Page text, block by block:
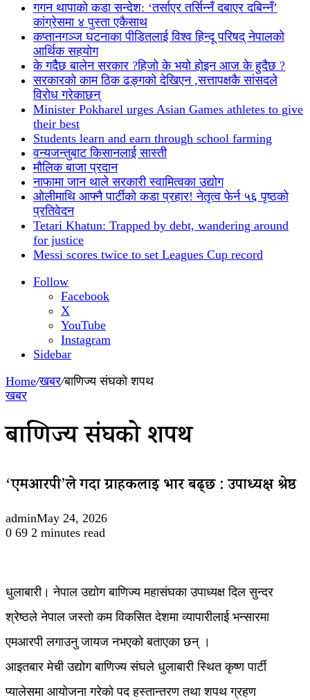
गगन थापाको कडा सन्देश: ‘तर्साएर तर्सिन्नँ दबाएर दबिन्नँ’
कांग्रेसमा ४ पुस्ता एकैसाथ
कप्तानगञ्ज घटनाका पीडितलाई विश्व हिन्दू परिषद् नेपालको
आर्थिक सहयोग
के गदैैछ बालेन सरकार ?हिजो के भयो होइन आज के हुदैछ ?
सरकारको काम ठिक ढङ्गको देखिएन ,सत्तापक्षकै सांसदले
विरोध गरेकाछन्
Minister Pokharel urges Asian Games athletes to give
their best
Students learn and earn through school farming
वन्यजन्तुबाट किसानलाई सास्ती
मौलिक बाजा प्रदान
नाफामा जान थाले सरकारी स्वामित्वका उद्योग
ओलीमाथि आफ्नै पार्टीको कडा प्रहार! नेतृत्व फेर्न ५६ पृष्ठको
प्रतिवेदन
Tetari Khatun: Trapped by debt, wandering around
for justice
Messi scores twice to set Leagues Cup record
Follow
Facebook
X
YouTube
Instagram
Sidebar
Home/खबर/बाणिज्य संघको शपथ
खबर
बाणिज्य संघको शपथ
‘एमआरपी’ले गर्दा ग्राहकलाई भार बढ्छ : उपाध्यक्ष श्रेष्ठ
adminMay 24, 2026
0 69 2 minutes read
धुलाबारी। नेपाल उद्योग बाणिज्य महासंघका उपाध्यक्ष दिल सुन्दर
श्रेष्ठले नेपाल जस्तो कम विकसित देशमा व्यापारीलाई भन्सारमा
एमआरपी लगाउनु जायज नभएको बताएका छन् ।
आइतबार मेची उद्योग बाणिज्य संघले धुलाबारी स्थित कृष्ण पार्टी
प्यालेसमा आयोजना गरेको पद हस्तान्तरण तथा शपथ ग्रहण